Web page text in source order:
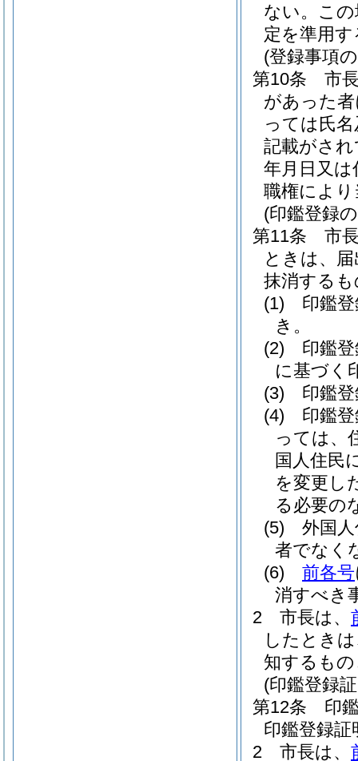
ない。 こ
定を準用す
(登録事項
第10条
市
があった
っては氏
記載がさ
年月日又
職権によ
(印鑑登録
第11条
市
ときは、
抹消する
(1)
印鑑
き。
(2)
印鑑
に基づく
(3)
印鑑
(4)
印鑑
っては、
国人住民
を変更し
る必要の
(5)
外国
者でなく
(6)
前各号
消すべき
2
市長は、
したとき
知するも
(印鑑登録
第12条
印
印鑑登録
2
市長は、